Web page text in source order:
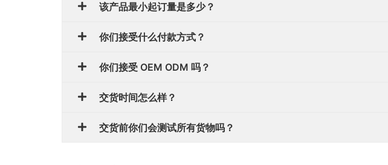
该产品最小起订量是多少？
你们接受什么付款方式？
你们接受 OEM ODM 吗？
交货时间怎么样？
交货前你们会测试所有货物吗？